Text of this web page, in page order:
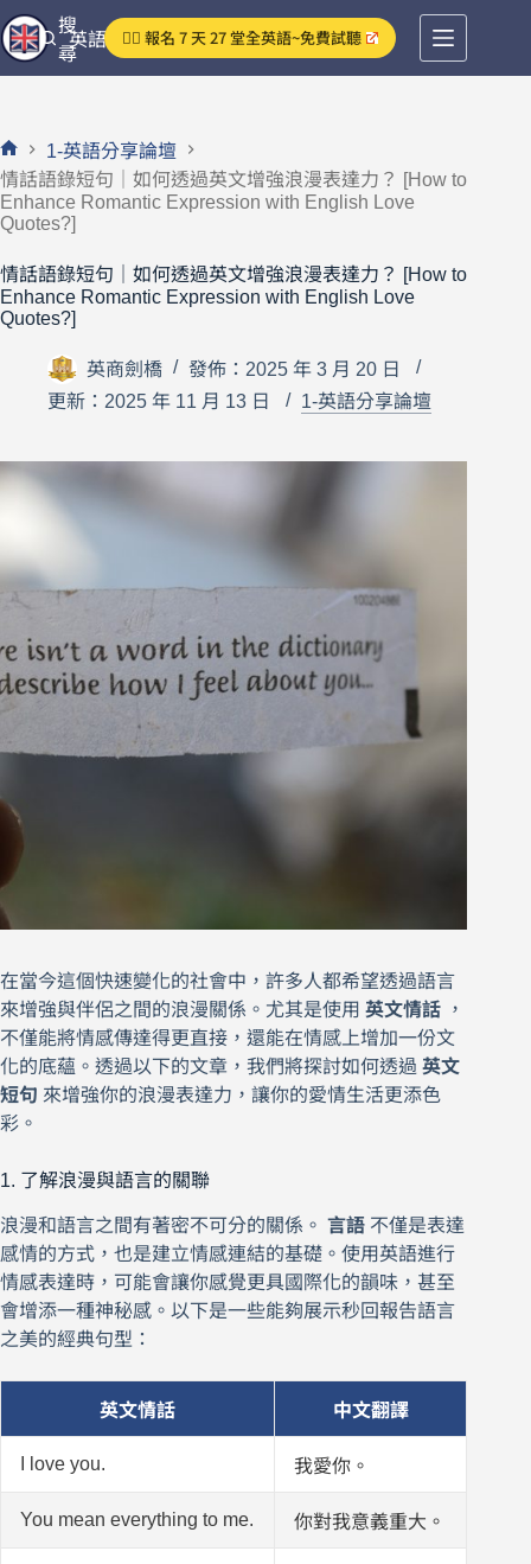
跳
至
主
容
英語分享論壇
搜
尋
👉🏻 報名 7 天 27 堂全英語~免費試聽
首
頁
1-英語分享論壇
情話語錄短句｜如何透過英文增強浪漫表達力？ [How to
Enhance Romantic Expression with English Love
Quotes?]
情話語錄短句｜如何透過英文增強浪漫表達力？ [How to
Enhance Romantic Expression with English Love
Quotes?]
英商劍橋
發佈：2025 年 3 月 20 日
更新：2025 年 11 月 13 日
1-英語分享論壇
在當今這個快速變化的社會中，許多人都希望透過語言
來增強與伴侶之間的浪漫關係。尤其是使用 英文情話 ，
不僅能將情感傳達得更直接，還能在情感上增加一份文
化的底蘊。透過以下的文章，我們將探討如何透過 英文
短句 來增強你的浪漫表達力，讓你的愛情生活更添色
彩。
1. 了解浪漫與語言的關聯
浪漫和語言之間有著密不可分的關係。 言語 不僅是表達
感情的方式，也是建立情感連結的基礎。使用英語進行
情感表達時，可能會讓你感覺更具國際化的韻味，甚至
會增添一種神秘感。以下是一些能夠展示秒回報告語言
之美的經典句型：
英文情話 中文翻譯
I love you. 我愛你。
You mean everything to me. 你對我意義重大。